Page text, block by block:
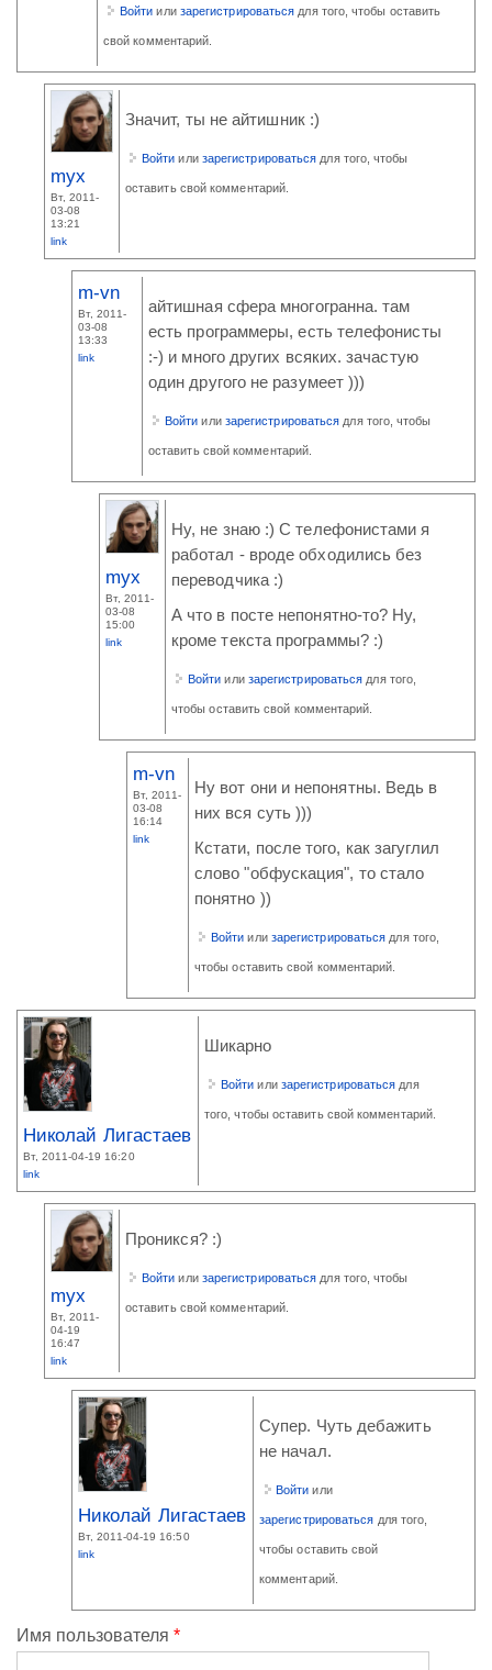
Войти или зарегистрироваться для того, чтобы оставить
свой комментарий.
myx
Вт, 2011-
03-08
13:21
link
Значит, ты не айтишник :)
Войти или зарегистрироваться для того, чтобы
оставить свой комментарий.
m-vn
Вт, 2011-
03-08
13:33
link
айтишная сфера многогранна. там
есть программеры, есть телефонисты
:-) и много других всяких. зачастую
один другого не разумеет )))
Войти или зарегистрироваться для того, чтобы
оставить свой комментарий.
myx
Вт, 2011-
03-08
15:00
link
Ну, не знаю :) С телефонистами я
работал - вроде обходились без
переводчика :)
А что в посте непонятно-то? Ну,
кроме текста программы? :)
Войти или зарегистрироваться для того,
чтобы оставить свой комментарий.
m-vn
Вт, 2011-
03-08
16:14
link
Ну вот они и непонятны. Ведь в
них вся суть )))
Кстати, после того, как загуглил
слово "обфускация", то стало
понятно ))
Войти или зарегистрироваться для того,
чтобы оставить свой комментарий.
Николай Лигастаев
Вт, 2011-04-19 16:20
link
Шикарно
Войти или зарегистрироваться для
того, чтобы оставить свой комментарий.
myx
Вт, 2011-
04-19
16:47
link
Проникся? :)
Войти или зарегистрироваться для того, чтобы
оставить свой комментарий.
Николай Лигастаев
Вт, 2011-04-19 16:50
link
Супер. Чуть дебажить
не начал.
Войти или
зарегистрироваться для того,
чтобы оставить свой
комментарий.
Имя пользователя*